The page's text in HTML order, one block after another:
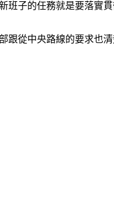
子的任務就是要落實
從中央路線的要求也清